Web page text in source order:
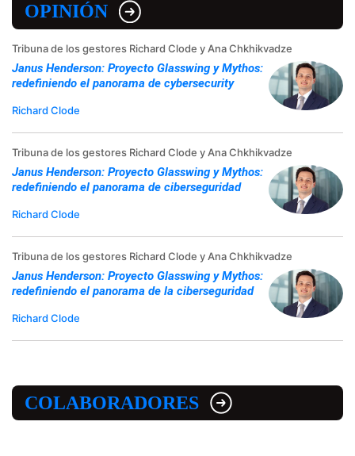
OPINIÓN
Tribuna de los gestores Richard Clode y Ana Chkhikvadze
Janus Henderson: Proyecto Glasswing y Mythos:
redefiniendo el panorama de cybersecurity
Richard Clode
Tribuna de los gestores Richard Clode y Ana Chkhikvadze
Janus Henderson: Proyecto Glasswing y Mythos:
redefiniendo el panorama de ciberseguridad
Richard Clode
Tribuna de los gestores Richard Clode y Ana Chkhikvadze
Janus Henderson: Proyecto Glasswing y Mythos:
redefiniendo el panorama de la ciberseguridad
Richard Clode
COLABORADORES